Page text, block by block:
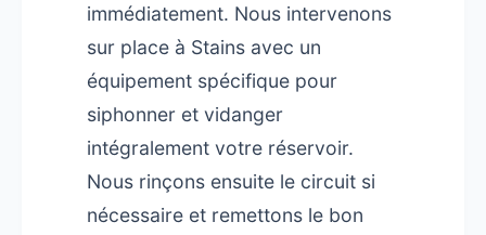
immédiatement. Nous intervenons
sur place à Stains avec un
équipement spécifique pour
siphonner et vidanger
intégralement votre réservoir.
Nous rinçons ensuite le circuit si
nécessaire et remettons le bon